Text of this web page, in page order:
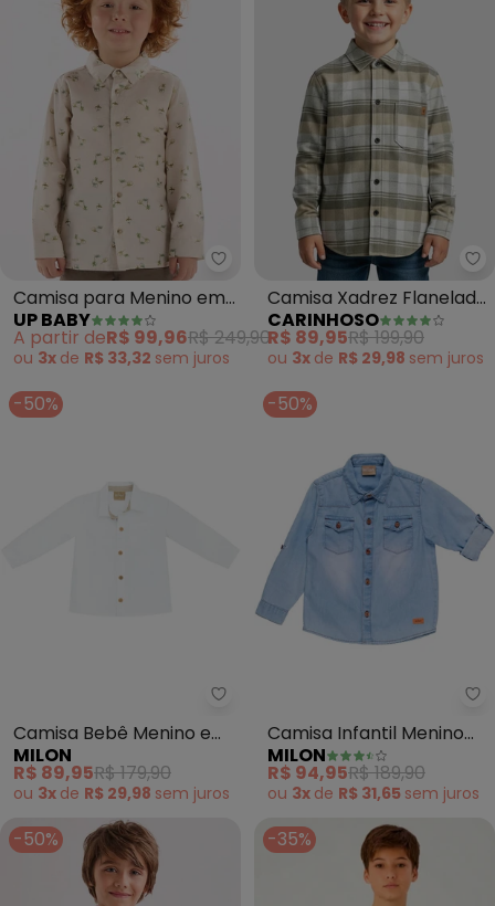
Up Baby - Camisa para Menino
Camisa para Menino em
Sarja (Bege)
UP BABY
A partir deR$ 99,96R$ 249,90
ou 3x de R$ 33,32 sem juros
Camisa Xadrez Flanelada
(Bege)
CARINHOSO
R$ 89,95R$ 199,90
ou 3x de R$ 29,98 sem juros
-50%
Milon - Camisa Bebê Menino
Camisa Bebê Menino em
Algodão (Branco)
MILON
R$ 89,95R$ 179,90
ou 3x de R$ 29,98 sem juros
-50%
Camisa Infantil Menino
Jeans
MILON
R$ 94,95R$ 189,90
ou 3x de R$ 31,65 sem juros
-50% -35%